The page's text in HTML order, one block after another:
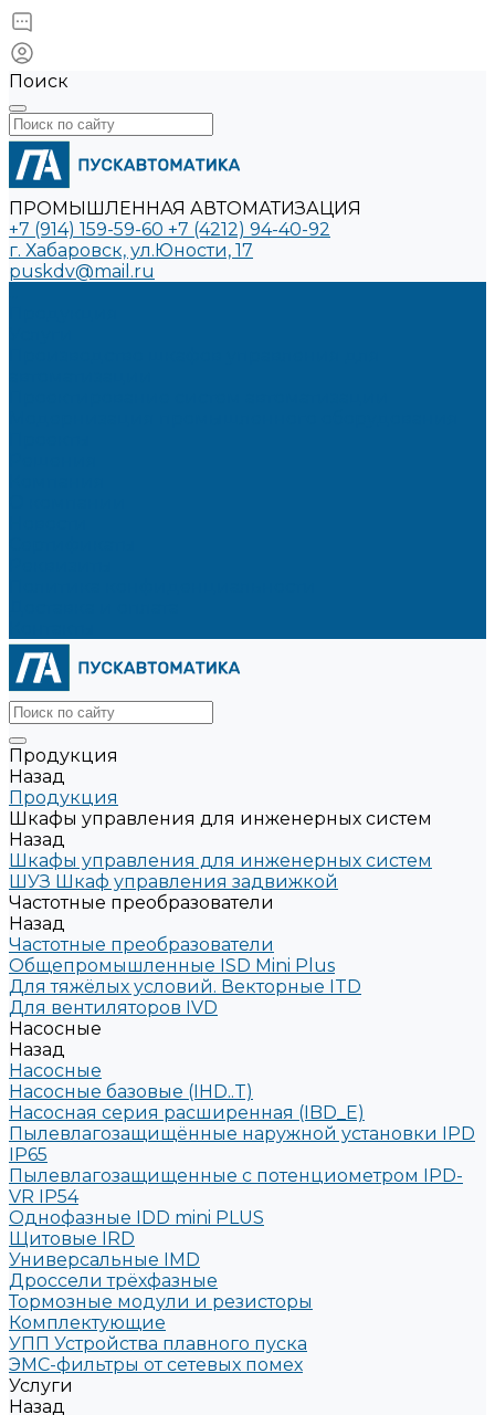
Поиск
ПРОМЫШЛЕННАЯ АВТОМАТИЗАЦИЯ
+7 (914) 159-59-60 +7 (4212) 94-40-92
г. Хабаровск, ул.Юности, 17
puskdv@mail.ru
Продукция
Назад
Продукция
Шкафы управления для инженерных систем
Назад
Шкафы управления для инженерных систем
ШУЗ Шкаф управления задвижкой
Частотные преобразователи
Назад
Частотные преобразователи
Общепромышленные ISD Mini Plus
Для тяжёлых условий. Векторные ITD
Для вентиляторов IVD
Насосные
Назад
Насосные
Насосные базовые (IHD..T)
Насосная серия расширенная (IBD_E)
Пылевлагозащищённые наружной установки IPD
IP65
Пылевлагозащищенные с потенциометром IPD-
VR IP54
Однофазные IDD mini PLUS
Щитовые IRD
Универсальные IMD
Дроссели трёхфазные
Тормозные модули и резисторы
Комплектующие
УПП Устройства плавного пуска
ЭМС-фильтры от сетевых помех
Услуги
Назад